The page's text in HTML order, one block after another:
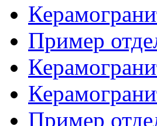
Пример
Пример